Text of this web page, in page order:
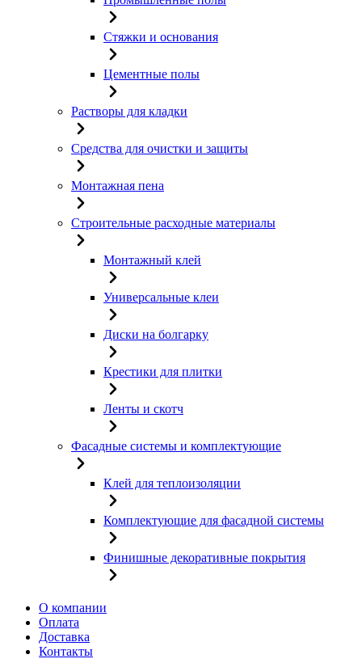
Стяжки и основания
Цементные полы
Растворы для кладки
Средства для очистки и защиты
Монтажная пена
Строительные расходные материалы
Монтажный клей
Универсальные клеи
Диски на болгарку
Крестики для плитки
Ленты и скотч
Фасадные системы и комплектующие
Клей для теплоизоляции
Комплектующие для фасадной системы
Финишные декоративные покрытия
О компании
Оплата
Доставка
Контакты